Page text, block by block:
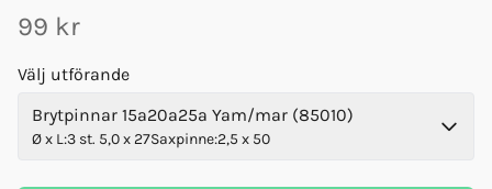
99 kr
Välj utförande
Brytpinnar 15a20a25a Yam/mar (85010)
Ø x L:3 st. 5,0 x 27Saxpinne:2,5 x 50